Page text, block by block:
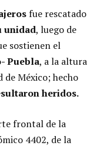
fue rescatado
unidad, luego de
sostienen el
Puebla, a la altura
de México; hecho
heridos.
frontal de la
4402, de la